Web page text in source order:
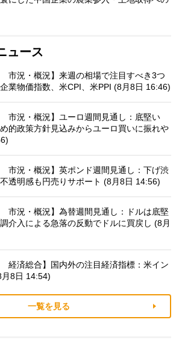
ュース
市況・概況】来週の相場で注目すべき3つ
業物価指数、米CPI、米PPI (8月8日 16:46)
市況・概況】ユーロ週間見通し：底堅い
的政策方針見込みからユーロ買いに振れや
市況・概況】英ポンド週間見通し：下げ渋
透明感も円売りサポート (8月8日 14:56)
市況・概況】為替週間見通し：ドルは底堅
介入による急落の反動でドルに買戻し (8月
経済総合】国内外の注目経済指標：米イン
8日 14:54)
一覧を見る